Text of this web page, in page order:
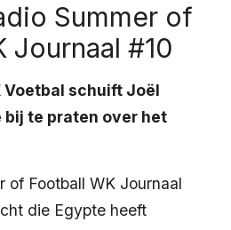
Summer of
Journaal #10
Voetbal schuift Joël
bij te praten over het
of Football WK Journaal
die Egypte heeft